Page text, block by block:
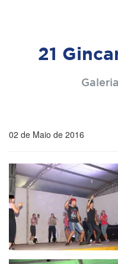
21
02 de Maio de 2016